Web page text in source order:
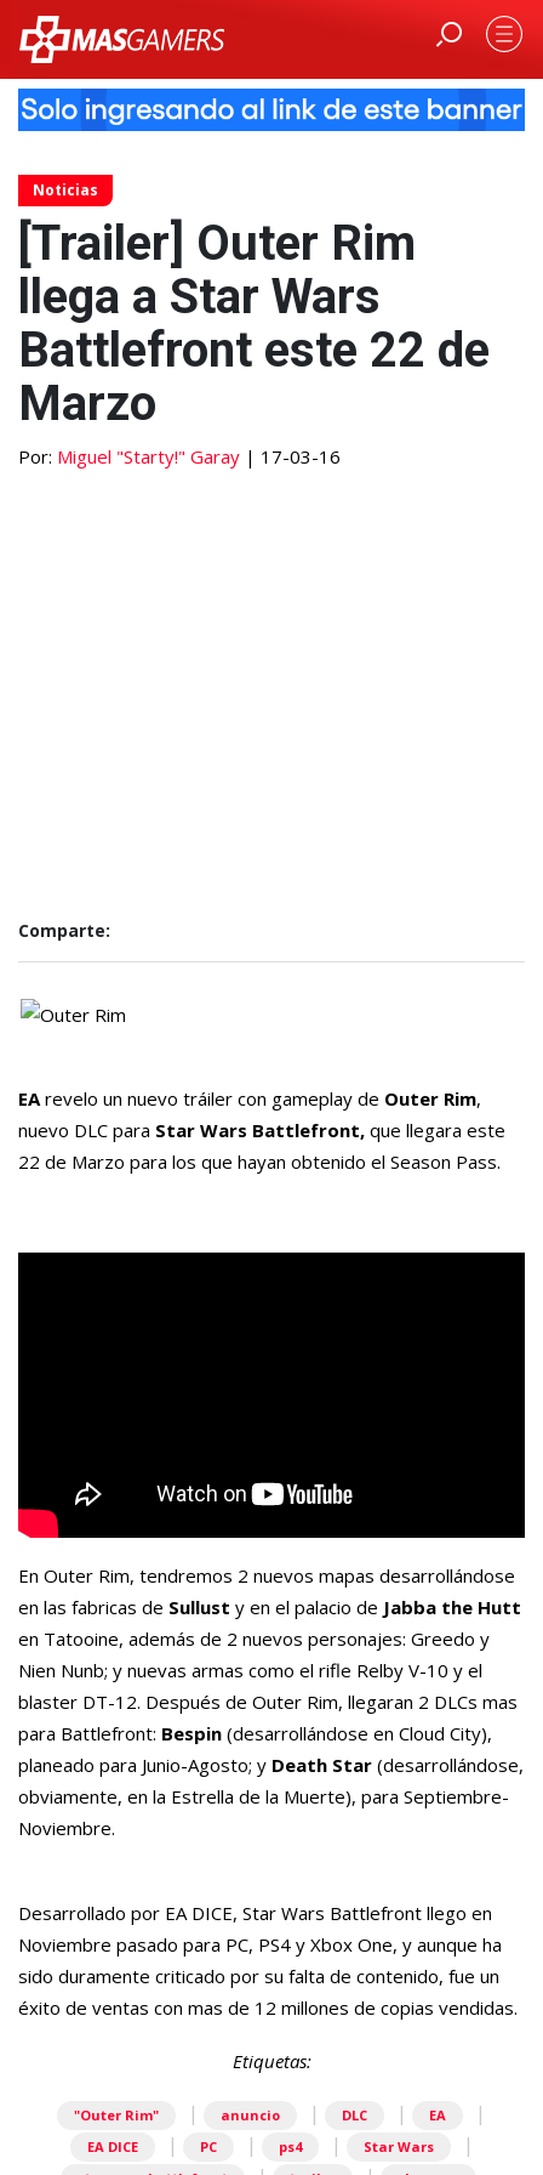
Noticias
[Trailer] Outer Rim
llega a Star Wars
Battlefront este 22 de
Marzo
Por: Miguel "Starty!" Garay | 17-03-16
Comparte:
EA revelo un nuevo tráiler con gameplay de Outer Rim,
nuevo DLC para Star Wars Battlefront, que llegara este
22 de Marzo para los que hayan obtenido el Season Pass.
En Outer Rim, tendremos 2 nuevos mapas desarrollándose
en las fabricas de Sullust y en el palacio de Jabba the Hutt
en Tatooine, además de 2 nuevos personajes: Greedo y
Nien Nunb; y nuevas armas como el rifle Relby V-10 y el
blaster DT-12. Después de Outer Rim, llegaran 2 DLCs mas
para Battlefront: Bespin (desarrollándose en Cloud City),
planeado para Junio-Agosto; y Death Star (desarrollándose,
obviamente, en la Estrella de la Muerte), para Septiembre-
Noviembre.
Desarrollado por EA DICE, Star Wars Battlefront llego en
Noviembre pasado para PC, PS4 y Xbox One, y aunque ha
sido duramente criticado por su falta de contenido, fue un
éxito de ventas con mas de 12 millones de copias vendidas.
Etiquetas:
"Outer Rim" | anuncio | DLC | EA |
EA DICE | PC | ps4 | Star Wars |